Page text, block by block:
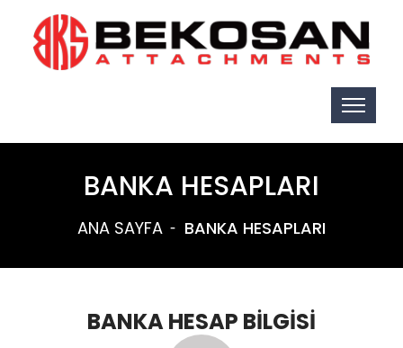
BANKA HESAPLARI
ANA SAYFA BANKA HESAPLARI
BANKA HESAP BİLGİSİ